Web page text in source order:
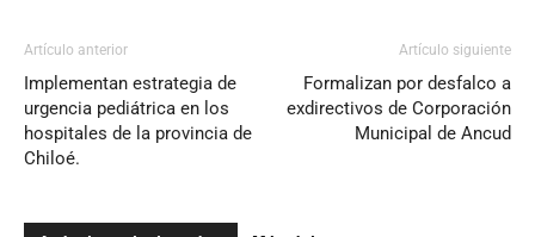
Artículo anterior
Implementan estrategia de
urgencia pediátrica en los
hospitales de la provincia de
Chiloé.
Artículo siguiente
Formalizan por desfalco a
exdirectivos de Corporación
Municipal de Ancud